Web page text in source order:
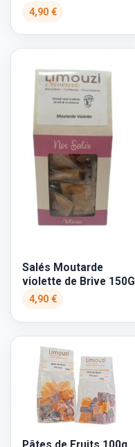
4,90 €
Salés Moutarde
violette de Brive 150G
4,90 €
Pâtes de Fruits 100g